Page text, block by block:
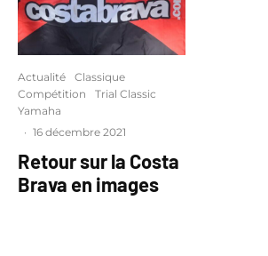
Actualité
Classique
Compétition
Trial Classic
Yamaha
· 16 décembre 2021
Retour sur la Costa
Brava en images